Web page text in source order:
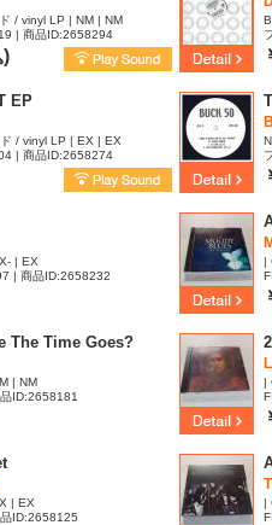
/ vinyl LP | NM | NM
| 商品ID:2658294
)
EP
/ vinyl LP | EX | EX
| 商品ID:2658274
| EX
| 商品ID:2658232
|
The Time Goes?
| NM
ID:2658181
2
|
| EX
ID:2658125
|